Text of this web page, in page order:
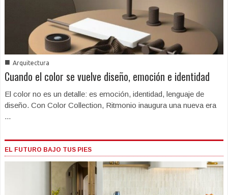
■ Arquitectura
Cuando el color se vuelve diseño, emoción e identidad
El color no es un detalle: es emoción, identidad, lenguaje de
diseño. Con Color Collection, Ritmonio inaugura una nueva era
...
EL FUTURO BAJO TUS PIES